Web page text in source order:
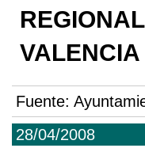
28/04/2008
VALENCIA
Fuente: